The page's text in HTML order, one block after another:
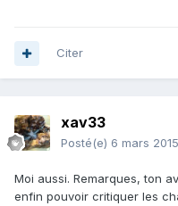
Citer
xav33
Posté(e) 6 mars 2015
Moi aussi. Remarques, ton
enfin pouvoir critiquer les